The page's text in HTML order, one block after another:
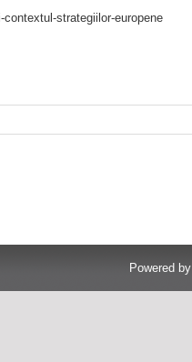
strategiilor-europene
Powered by